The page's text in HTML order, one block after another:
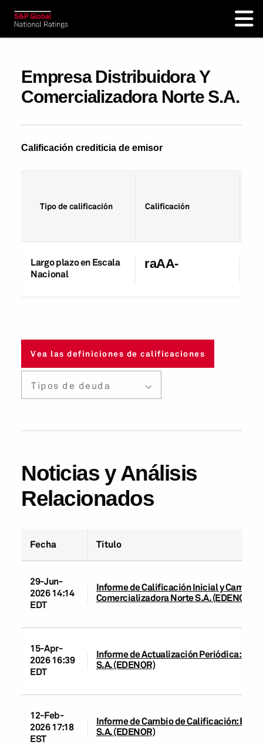
Empresa Distribuidora Y
Comercializadora Norte S.A.
Calificación crediticia de emisor
Tipo de calificación Calificación
Largo plazo en Escala
Nacional
raAA-
Vea las definiciones de calificaciones
Tipos de deuda
Noticias y Análisis
Relacionados
Fecha Título
29-Jun-
2026 14:14
EDT
Informe de Calificación Inicial y Cambio
Comercializadora Norte S.A. (EDENOR)
15-Apr-
2026 16:39
EDT
Informe de Actualización Periódica:
S.A. (EDENOR)
12-Feb-
2026 17:18
EST
Informe de Cambio de Calificación:
S.A. (EDENOR)